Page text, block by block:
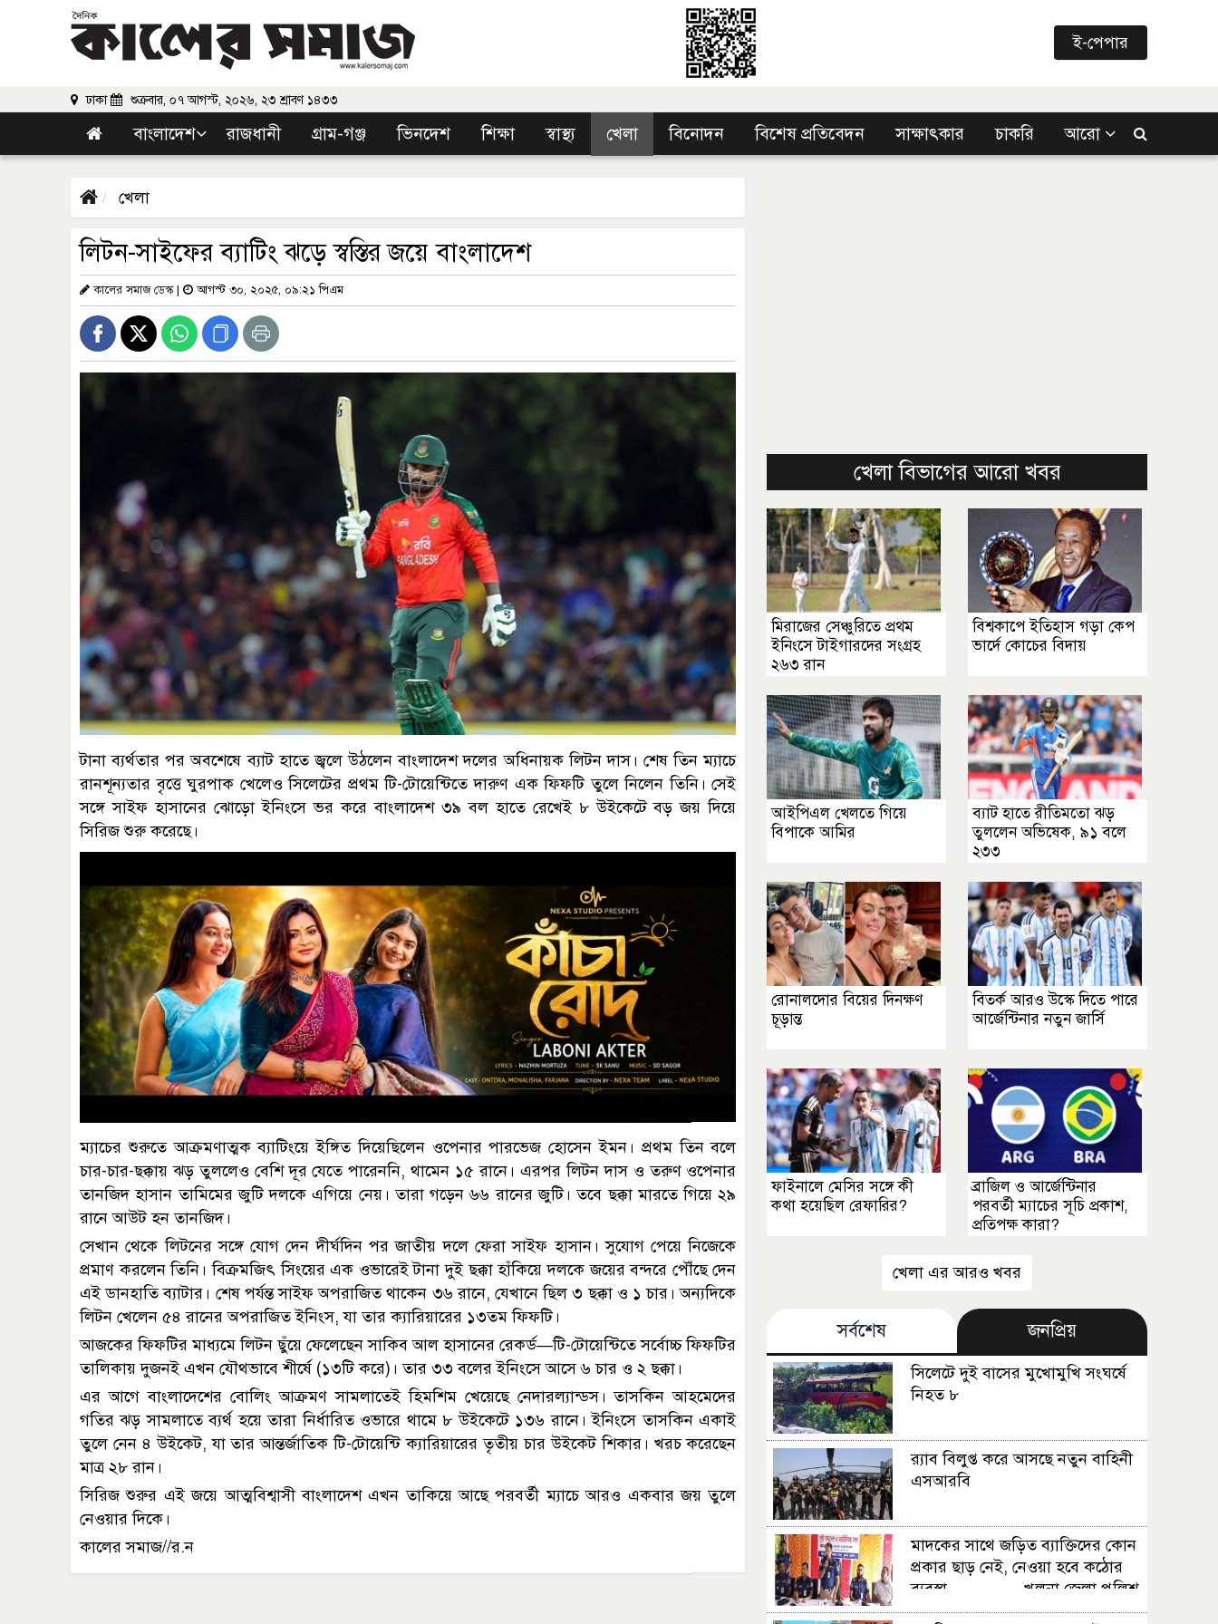
ই-পেপার
ঢাকা শুক্রবার, ০৭ আগস্ট, ২০২৬, ২৩ শ্রাবণ ১৪৩৩
বাংলাদেশ রাজধানী গ্রাম-গঞ্জ ভিনদেশ শিক্ষা স্বাস্থ্য খেলা বিনোদন বিশেষ প্রতিবেদন সাক্ষাৎকার চাকরি আরো
খেলা
লিটন-সাইফের ব্যাটিং ঝড়ে স্বস্তির জয়ে বাংলাদেশ
কালের সমাজ ডেস্ক| আগস্ট ৩০, ২০২৫, ০৯:২১ পিএম
টানা ব্যর্থতার পর অবশেষে ব্যাট হাতে জ্বলে উঠলেন বাংলাদেশ দলের অধিনায়ক লিটন দাস। শেষ তিন ম্যাচে
রানশূন্যতার বৃত্তে ঘুরপাক খেলেও সিলেটের প্রথম টি-টোয়েন্টিতে দারুণ এক ফিফটি তুলে নিলেন তিনি। সেই
সঙ্গে সাইফ হাসানের ঝোড়ো ইনিংসে ভর করে বাংলাদেশ ৩৯ বল হাতে রেখেই ৮ উইকেটে বড় জয় দিয়ে
সিরিজ শুরু করেছে।
ম্যাচের শুরুতে আক্রমণাত্মক ব্যাটিংয়ে ইঙ্গিত দিয়েছিলেন ওপেনার পারভেজ হোসেন ইমন। প্রথম তিন বলে
চার-চার-ছক্কায় ঝড় তুললেও বেশি দূর যেতে পারেননি, থামেন ১৫ রানে। এরপর লিটন দাস ও তরুণ ওপেনার
তানজিদ হাসান তামিমের জুটি দলকে এগিয়ে নেয়। তারা গড়েন ৬৬ রানের জুটি। তবে ছক্কা মারতে গিয়ে ২৯
রানে আউট হন তানজিদ।
সেখান থেকে লিটনের সঙ্গে যোগ দেন দীর্ঘদিন পর জাতীয় দলে ফেরা সাইফ হাসান। সুযোগ পেয়ে নিজেকে
প্রমাণ করলেন তিনি। বিক্রমজিৎ সিংয়ের এক ওভারেই টানা দুই ছক্কা হাঁকিয়ে দলকে জয়ের বন্দরে পৌঁছে দেন
এই ডানহাতি ব্যাটার। শেষ পর্যন্ত সাইফ অপরাজিত থাকেন ৩৬ রানে, যেখানে ছিল ৩ ছক্কা ও ১ চার। অন্যদিকে
লিটন খেলেন ৫৪ রানের অপরাজিত ইনিংস, যা তার ক্যারিয়ারের ১৩তম ফিফটি।
আজকের ফিফটির মাধ্যমে লিটন ছুঁয়ে ফেলেছেন সাকিব আল হাসানের রেকর্ড—টি-টোয়েন্টিতে সর্বোচ্চ ফিফটির
তালিকায় দুজনই এখন যৌথভাবে শীর্ষে (১৩টি করে)। তার ৩৩ বলের ইনিংসে আসে ৬ চার ও ২ ছক্কা।
এর আগে বাংলাদেশের বোলিং আক্রমণ সামলাতেই হিমশিম খেয়েছে নেদারল্যান্ডস। তাসকিন আহমেদের
গতির ঝড় সামলাতে ব্যর্থ হয়ে তারা নির্ধারিত ওভারে থামে ৮ উইকেটে ১৩৬ রানে। ইনিংসে তাসকিন একাই
তুলে নেন ৪ উইকেট, যা তার আন্তর্জাতিক টি-টোয়েন্টি ক্যারিয়ারের তৃতীয় চার উইকেট শিকার। খরচ করেছেন
মাত্র ২৮ রান।
সিরিজ শুরুর এই জয়ে আত্মবিশ্বাসী বাংলাদেশ এখন তাকিয়ে আছে পরবর্তী ম্যাচে আরও একবার জয় তুলে
নেওয়ার দিকে।
কালের সমাজ//র.ন
খেলা বিভাগের আরো খবর
মিরাজের সেঞ্চুরিতে প্রথম
ইনিংসে টাইগারদের সংগ্রহ
২৬৩ রান
বিশ্বকাপে ইতিহাস গড়া কেপ
ভার্দে কোচের বিদায়
আইপিএল খেলতে গিয়ে
বিপাকে আমির
ব্যাট হাতে রীতিমতো ঝড়
তুললেন অভিষেক, ৯১ বলে
২৩৩
রোনালদোর বিয়ের দিনক্ষণ
চূড়ান্ত
বিতর্ক আরও উস্কে দিতে পারে
আর্জেন্টিনার নতুন জার্সি
ফাইনালে মেসির সঙ্গে কী
কথা হয়েছিল রেফারির?
ব্রাজিল ও আর্জেন্টিনার
পরবর্তী ম্যাচের সূচি প্রকাশ,
প্রতিপক্ষ কারা?
খেলা এর আরও খবর
সর্বশেষ জনপ্রিয়
সিলেটে দুই বাসের মুখোমুখি সংঘর্ষে
নিহত ৮
র‍্যাব বিলুপ্ত করে আসছে নতুন বাহিনী
এসআরবি
মাদকের সাথে জড়িত ব্যাক্তিদের কোন
প্রকার ছাড় নেই, নেওয়া হবে কঠোর
ব্যবস্থা ................খুলনা জেলা পুলিশ
সুপার